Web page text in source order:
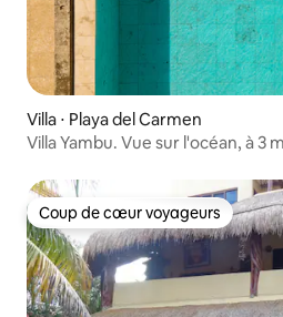
Villa ⋅ Playa del Carmen
Villa Yambu. Vue sur l'océan, à 3
Coup de cœur voyageurs
Coup de cœur voyageurs